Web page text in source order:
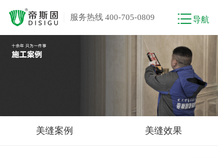
服务热线 400-705-0809 导航
美缝案例 美缝效果